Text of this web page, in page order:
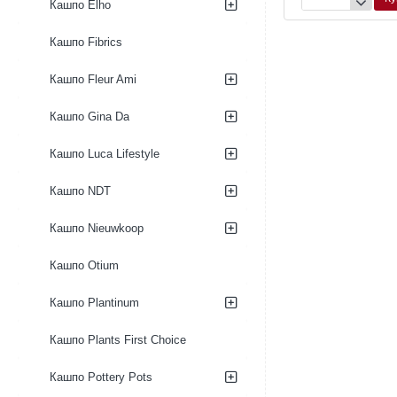
Кашпо Elho
Кашпо Fibrics
Кашпо Fleur Ami
Кашпо Gina Da
Кашпо Luca Lifestyle
Кашпо NDT
Кашпо Nieuwkoop
Кашпо Otium
Кашпо Plantinum
Кашпо Plants First Choice
Кашпо Pottery Pots
Partner
silver
Кашпо
Baq